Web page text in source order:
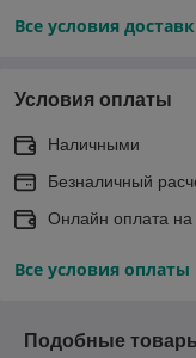
Все условия
Условия оплаты
Наличными
Безналичный
Онлайн оплата на
Все условия оплаты
Подобные